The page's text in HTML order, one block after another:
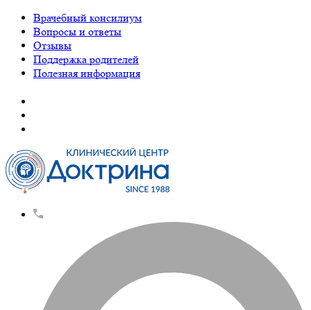
Врачебный консилиум
Вопросы и ответы
Отзывы
Поддержка родителей
Полезная информация